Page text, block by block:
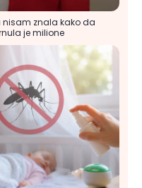
nisam znala kako da
je milione